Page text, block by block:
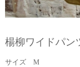
楊柳ワイドパン
サイズ M